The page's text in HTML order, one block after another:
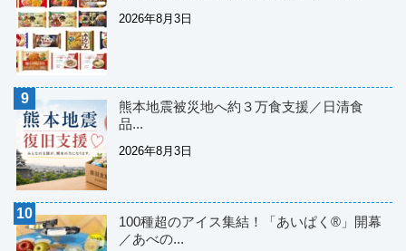
2026年8月3日
熊本地震被災地へ約３万食支援／日清食
品...
2026年8月3日
100種超のアイス集結！「あいぱく®」開幕
／あべの...